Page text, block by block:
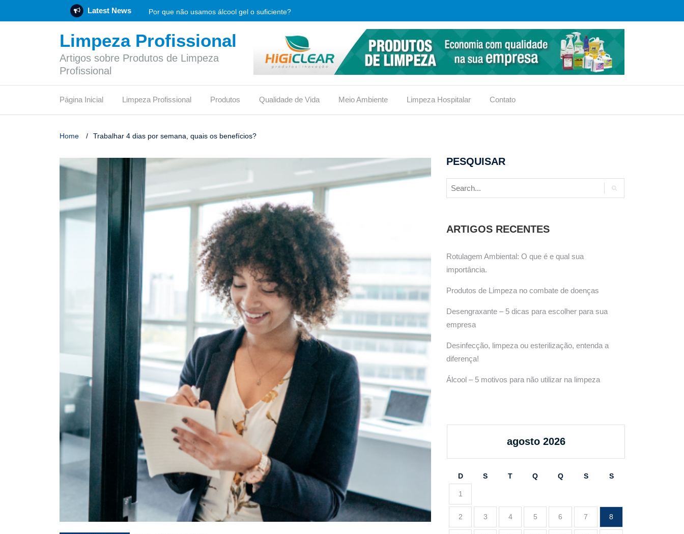
Latest News Por que não usamos álcool gel o suficiente?
Rotulagem Ambiental: O que é e qual sua importância.
Empresa de produtos de limpeza, o que verificar antes de comprar?
Vinagre de limpeza: funciona ou traz riscos?
Qual desinfetante é mais eficaz contra bactérias hospitalares?
Certificação LEED: etapas para conquistar o selo
O que é um depósito de material de limpeza (DML)?
Limpeza pós obra: Técnicas, cuidados e produtos recomendados.
Limpeza Profissional
Artigos sobre Produtos de Limpeza
Profissional
Página Inicial Limpeza Profissional Produtos Qualidade de Vida Meio Ambiente Limpeza Hospitalar Contato
Home / Trabalhar 4 dias por semana, quais os benefícios?
PESQUISAR
ARTIGOS RECENTES
Rotulagem Ambiental: O que é e qual sua
importância.
Produtos de Limpeza no combate de doenças
Desengraxante – 5 dicas para escolher para sua
empresa
Desinfecção, limpeza ou esterilização, entenda a
diferença!
Álcool – 5 motivos para não utilizar na limpeza
agosto 2026
D S T Q Q S S
1
2 3 4 5 6 7 8